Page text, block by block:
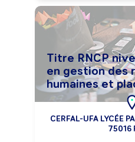
Titre RNCP
en gestion des
humaines et
CERFAL-UFA LYCÉE
75016